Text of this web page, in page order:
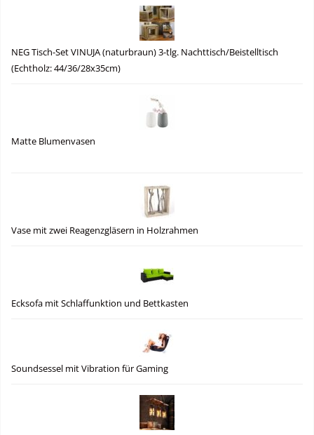
NEG Tisch-Set VINUJA (naturbraun) 3-tlg. Nachttisch/Beistelltisch
(Echtholz: 44/36/28x35cm)
Matte Blumenvasen
Vase mit zwei Reagenzgläsern in Holzrahmen
Ecksofa mit Schlaffunktion und Bettkasten
Soundsessel mit Vibration für Gaming